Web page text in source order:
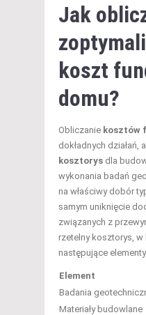
Jak
koszt
domu?
Obliczanie kosztów
dokładnych
kosztorys dla
wykonania badań
na właściwy dobór
samym uniknięcie
związanych z
rzetelny kosztorys,
następujące
Element
Badania
Materiały budowlane